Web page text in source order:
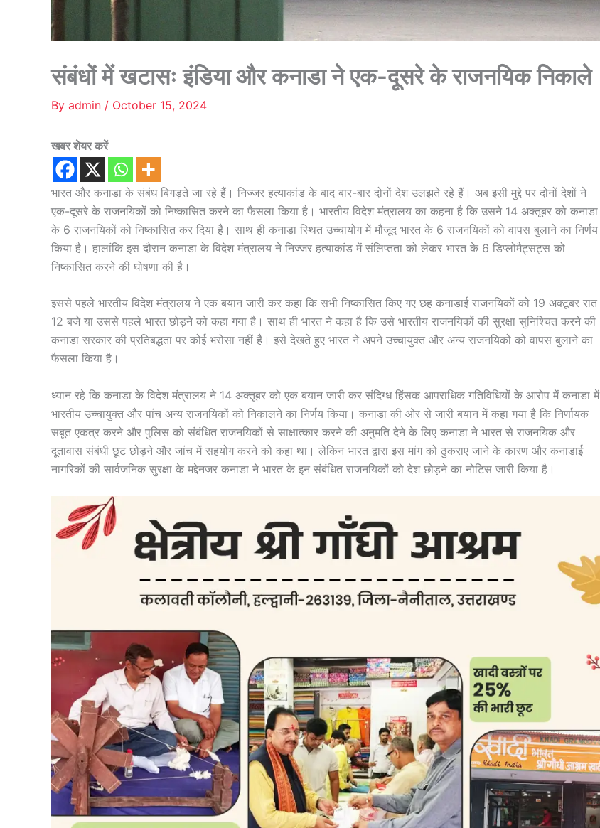
संबंधों में खटासः इंडिया और कनाडा ने एक-दूसरे के राजनयिक निकाले
By admin / October 15, 2024
खबर शेयर करें
भारत और कनाडा के संबंध बिगड़ते जा रहे हैं। निज्जर हत्याकांड के बाद बार-बार दोनों देश उलझते रहे हैं। अब इसी मुद्दे पर दोनों देशों ने
एक-दूसरे के राजनयिकों को निष्कासित करने का फैसला किया है। भारतीय विदेश मंत्रालय का कहना है कि उसने 14 अक्तूबर को कनाडा
के 6 राजनयिकों को निष्कासित कर दिया है। साथ ही कनाडा स्थित उच्चायोग में मौजूद भारत के 6 राजनयिकों को वापस बुलाने का निर्णय
किया है। हालांकि इस दौरान कनाडा के विदेश मंत्रालय ने निज्जर हत्याकांड में संलिप्तता को लेकर भारत के 6 डिप्लोमैट्सट्स को
निष्कासित करने की घोषणा की है।
इससे पहले भारतीय विदेश मंत्रालय ने एक बयान जारी कर कहा कि सभी निष्कासित किए गए छह कनाडाई राजनयिकों को 19 अक्टूबर रात
12 बजे या उससे पहले भारत छोड़ने को कहा गया है। साथ ही भारत ने कहा है कि उसे भारतीय राजनयिकों की सुरक्षा सुनिश्चित करने की
कनाडा सरकार की प्रतिबद्धता पर कोई भरोसा नहीं है। इसे देखते हुए भारत ने अपने उच्चायुक्त और अन्य राजनयिकों को वापस बुलाने का
फैसला किया है।
ध्यान रहे कि कनाडा के विदेश मंत्रालय ने 14 अक्तूबर को एक बयान जारी कर संदिग्ध हिंसक आपराधिक गतिविधियों के आरोप में कनाडा में
भारतीय उच्चायुक्त और पांच अन्य राजनयिकों को निकालने का निर्णय किया। कनाडा की ओर से जारी बयान में कहा गया है कि निर्णायक
सबूत एकत्र करने और पुलिस को संबंधित राजनयिकों से साक्षात्कार करने की अनुमति देने के लिए कनाडा ने भारत से राजनयिक और
दूतावास संबंधी छूट छोड़ने और जांच में सहयोग करने को कहा था। लेकिन भारत द्वारा इस मांग को ठुकराए जाने के कारण और कनाडाई
नागरिकों की सार्वजनिक सुरक्षा के मद्देनजर कनाडा ने भारत के इन संबंधित राजनयिकों को देश छोड़ने का नोटिस जारी किया है।